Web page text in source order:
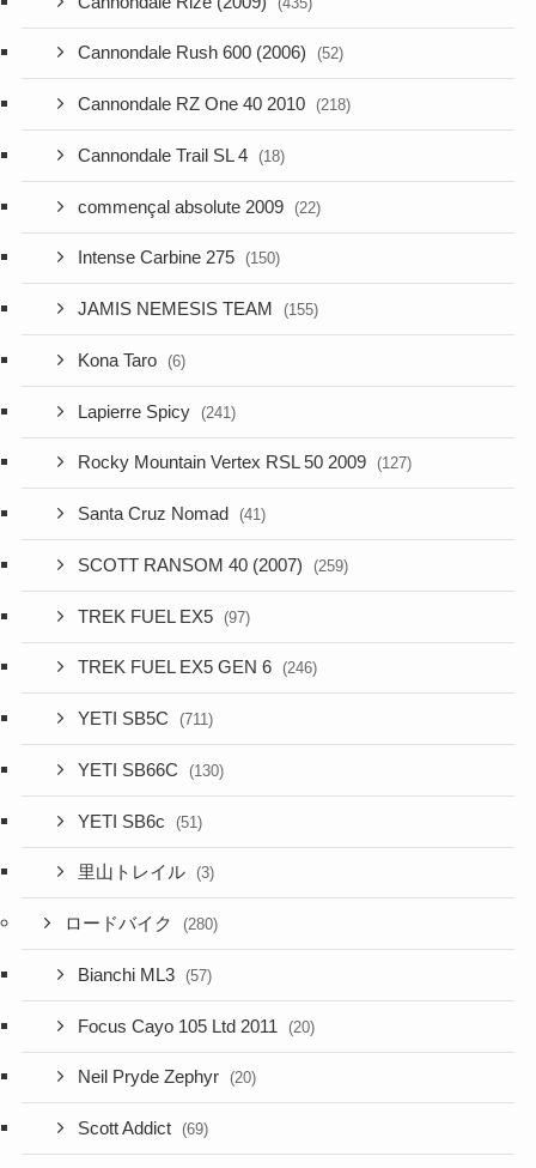
Cannondale Rush 600 (2006) (52)
Cannondale RZ One 40 2010 (218)
Cannondale Trail SL 4 (18)
commençal absolute 2009 (22)
Intense Carbine 275 (150)
JAMIS NEMESIS TEAM (155)
Kona Taro (6)
Lapierre Spicy (241)
Rocky Mountain Vertex RSL 50 2009 (127)
Santa Cruz Nomad (41)
SCOTT RANSOM 40 (2007) (259)
TREK FUEL EX5 (97)
TREK FUEL EX5 GEN 6 (246)
YETI SB5C (711)
YETI SB66C (130)
YETI SB6c (51)
里山トレイル (3)
ロードバイク (280)
Bianchi ML3 (57)
Focus Cayo 105 Ltd 2011 (20)
Neil Pryde Zephyr (20)
Scott Addict (69)